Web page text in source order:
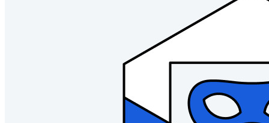
End-to-end krypterad hemlighetshantering för utveckling,